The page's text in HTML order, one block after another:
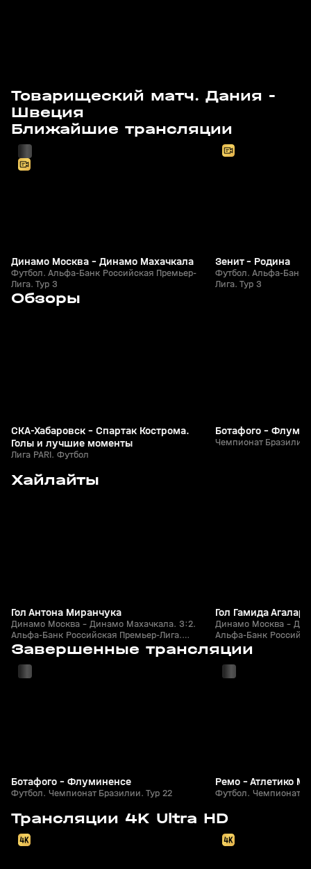
Товарищеский матч. Дания -
Швеция
Ближайшие трансляции
с 14:20
Динамо Москва - Динамо Махачкала
Футбол. Альфа-Банк Российская Премьер-
Лига. Тур 3
Зенит - Родина
Футбол. Альфа-Банк
Лига. Тур 3
Обзоры
Сегодня, 15:29
СКА-Хабаровск - Спартак Кострома.
Голы и лучшие моменты
Лига PARI. Футбол
Сегодня, 11:44
Ботафого -
Чемпионат
Хайлайты
Сегодня, 16:28
Гол Антона Миранчука
Динамо Москва - Динамо Махачкала. 3:2.
Альфа-Банк Российская Премьер-Лига.
Футбол
Гол Гамида
Динамо Москва -
Альфа-Банк
Футбол
Завершенные трансляции
Сегодня, 02:46
Ботафого - Флуминенсе
Футбол. Чемпионат Бразилии. Тур 22
Сегодня, 00:15
Ремо - Атлетико
Футбол. Чемпионат
Трансляции 4K Ultra HD
Сегодня, 19:30 2:01:07 08 авг, 20:00